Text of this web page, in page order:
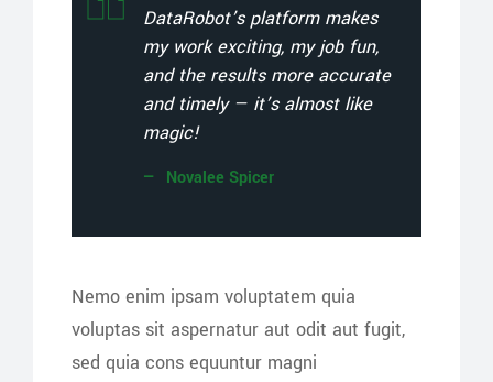
DataRobot’s platform makes
my work exciting, my job fun,
and the results more accurate
and timely — it’s almost like
magic!
Novalee Spicer
Nemo enim ipsam voluptatem quia
voluptas sit aspernatur aut odit aut fugit,
sed quia cons equuntur magni